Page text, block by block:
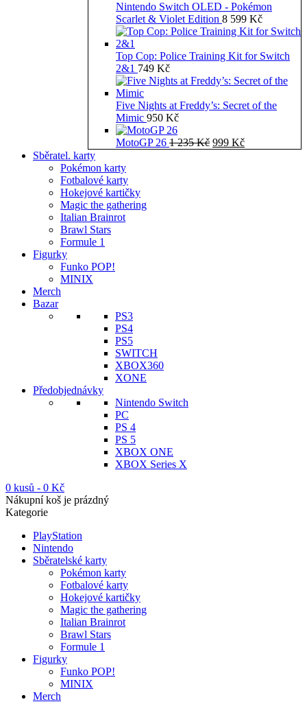
Nintendo Switch OLED - Pokémon
Scarlet & Violet Edition 8 599 Kč
Top Cop: Police Training Kit for Switch
2&1 749 Kč
Five Nights at Freddy’s: Secret of the
Mimic 950 Kč
MotoGP 26 1 235Kč Původní
999 KčAktuální
Sběratel. karty
Pokémon karty
Fotbalové karty
Hokejové kartičky
Magic the gathering
Italian Brainrot
Brawl Stars
Formule 1
Figurky
Funko POP!
MINIX
Merch
Bazar
PS3
PS4
PS5
SWITCH
XBOX360
XONE
Předobjednávky
Nintendo Switch
PC
PS 4
PS 5
XBOX ONE
XBOX Series X
0 kusů - 0 Kč
Nákupní koš je prázdný
Kategorie
PlayStation
Nintendo
Sběratelské karty
Pokémon karty
Fotbalové karty
Hokejové kartičky
Magic the gathering
Italian Brainrot
Brawl Stars
Formule 1
Figurky
Funko POP!
MINIX
Merch